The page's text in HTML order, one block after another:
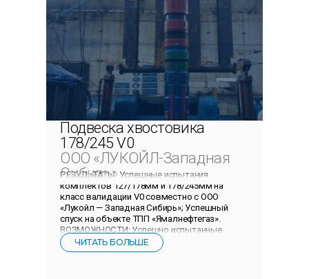
Подвеска хвостовика
178/245 V0
ООО «ЛУКОЙЛ-Западная
Сибирь»
РЕЗУЛЬТАТЫ: Успешные испытания
комплектов 127/178мм и 178/245мм на
класс валидации V0 совместно с ООО
«Лукойл — Западная Сибирь»; Успешный
спуск на объекте ТПП «Ямалнефтегаз».
ВОЗМОЖНОСТИ: Успешно испытанные
подвески по классу
ЧИТАТЬ БОЛЬШЕ